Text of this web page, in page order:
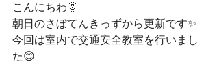
こんにちわ🌞
朝日のさぼてんきっずから更新です✨
今回は室内で交通安全教室を行いまし
た😊